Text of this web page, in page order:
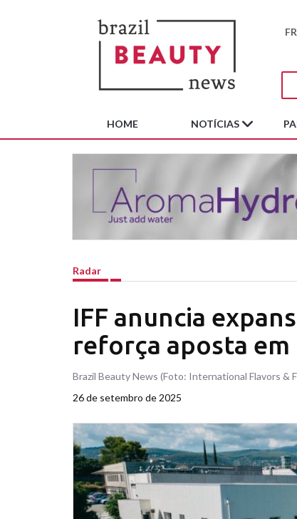
FR
HOME NOTÍCIAS
Radar
IFF anuncia
reforça aposta
Brazil Beauty News (Foto: International Flavors &
26 de setembro de 2025